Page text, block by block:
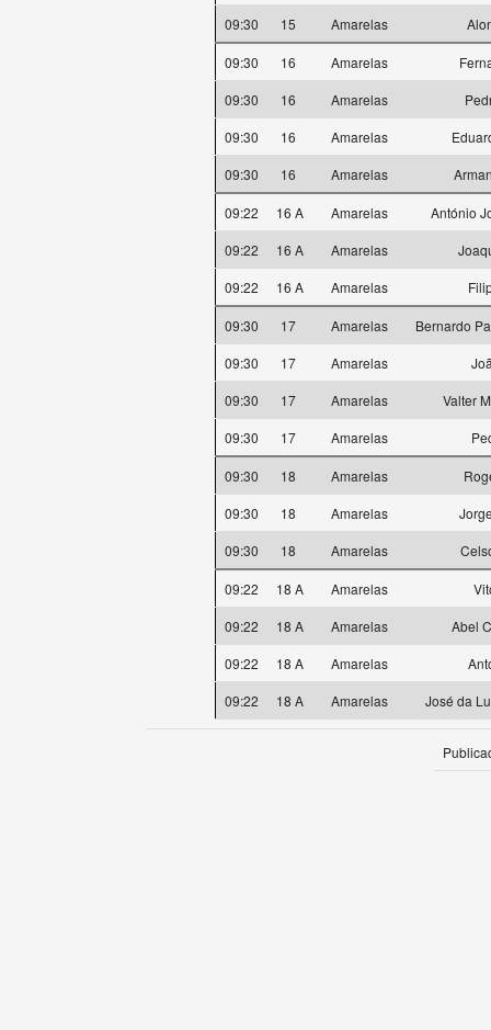
09:30
15 Amarelas
09:30 16 Amarelas
09:30
16 Amarelas
09:30
16 Amarelas
09:30
16 Amarelas
09:22 16 A Amarelas
António
09:22
16 A Amarelas
09:22
16 A Amarelas
09:30 17 Amarelas
Bernardo
09:30
17 Amarelas
09:30
17 Amarelas
Valter
09:30
17 Amarelas
09:30 18 Amarelas
09:30
18 Amarelas
09:30
18 Amarelas
09:22 18 A Amarelas
09:22
18 A Amarelas
Abel
09:22
18 A Amarelas
09:22
18 A Amarelas José da